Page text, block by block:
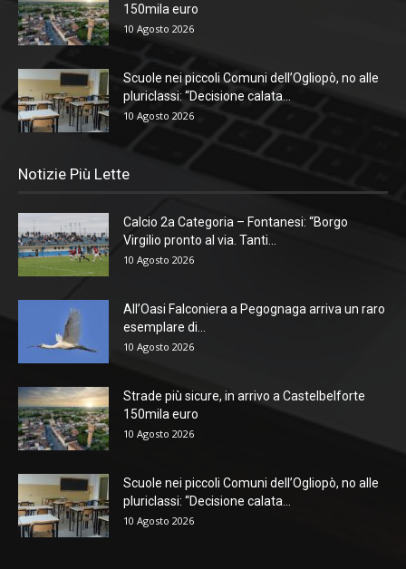
150mila euro
10 Agosto 2026
Scuole nei piccoli Comuni dell’Ogliopò, no alle
pluriclassi: “Decisione calata...
10 Agosto 2026
Notizie Più Lette
Calcio 2a Categoria – Fontanesi: “Borgo
Virgilio pronto al via. Tanti...
10 Agosto 2026
All’Oasi Falconiera a Pegognaga arriva un raro
esemplare di...
10 Agosto 2026
Strade più sicure, in arrivo a Castelbelforte
150mila euro
10 Agosto 2026
Scuole nei piccoli Comuni dell’Ogliopò, no alle
pluriclassi: “Decisione calata...
10 Agosto 2026